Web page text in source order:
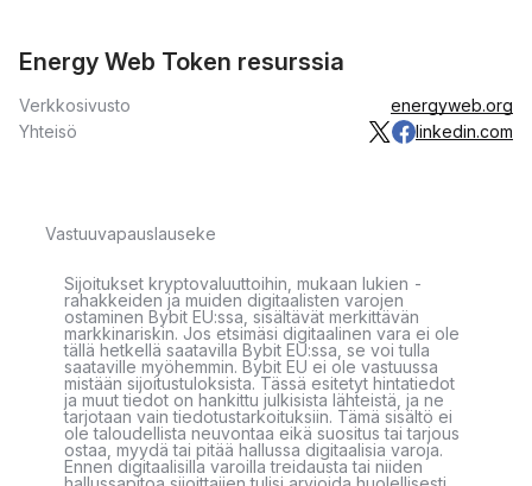
Energy Web Token resurssia
Verkkosivusto
energyweb.org
Yhteisö
linkedin.com
Vastuuvapauslauseke
Sijoitukset kryptovaluuttoihin, mukaan lukien -
rahakkeiden ja muiden digitaalisten varojen
ostaminen Bybit EU:ssa, sisältävät merkittävän
markkinariskin. Jos etsimäsi digitaalinen vara ei ole
tällä hetkellä saatavilla Bybit EU:ssa, se voi tulla
saataville myöhemmin. Bybit EU ei ole vastuussa
mistään sijoitustuloksista. Tässä esitetyt hintatiedot
ja muut tiedot on hankittu julkisista lähteistä, ja ne
tarjotaan vain tiedotustarkoituksiin. Tämä sisältö ei
ole taloudellista neuvontaa eikä suositus tai tarjous
ostaa, myydä tai pitää hallussa digitaalisia varoja.
Ennen digitaalisilla varoilla treidausta tai niiden